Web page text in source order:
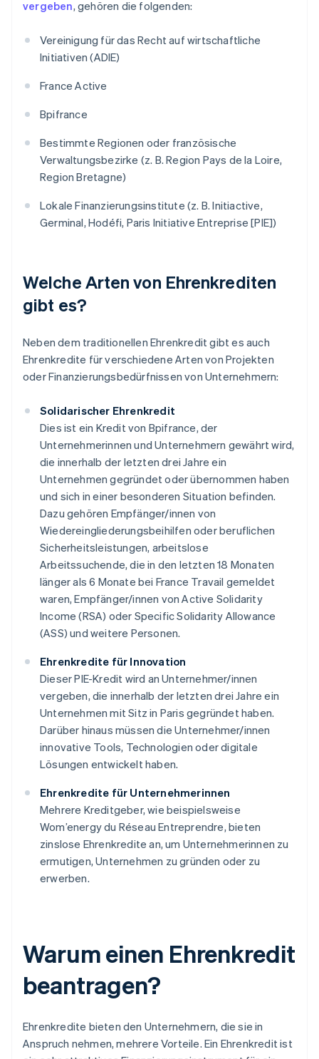
vergeben, gehören die folgenden:
Vereinigung für das Recht auf wirtschaftliche
Initiativen (ADIE)
France Active
Bpifrance
Bestimmte Regionen oder französische
Verwaltungsbezirke (z. B. Region Pays de la Loire,
Region Bretagne)
Lokale Finanzierungsinstitute (z. B. Initiactive,
Germinal, Hodéfi, Paris Initiative Entreprise [PIE])
Welche Arten von Ehrenkrediten
gibt es?
Neben dem traditionellen Ehrenkredit gibt es auch
Ehrenkredite für verschiedene Arten von Projekten
oder Finanzierungsbedürfnissen von Unternehmern:
Solidarischer Ehrenkredit
Dies ist ein Kredit von Bpifrance, der
Unternehmerinnen und Unternehmern gewährt wird,
die innerhalb der letzten drei Jahre ein
Unternehmen gegründet oder übernommen haben
und sich in einer besonderen Situation befinden.
Dazu gehören Empfänger/innen von
Wiedereingliederungsbeihilfen oder beruflichen
Sicherheitsleistungen, arbeitslose
Arbeitssuchende, die in den letzten 18 Monaten
länger als 6 Monate bei France Travail gemeldet
waren, Empfänger/innen von Active Solidarity
Income (RSA) oder Specific Solidarity Allowance
(ASS) und weitere Personen.
Ehrenkredite für Innovation
Dieser PIE-Kredit wird an Unternehmer/innen
vergeben, die innerhalb der letzten drei Jahre ein
Unternehmen mit Sitz in Paris gegründet haben.
Darüber hinaus müssen die Unternehmer/innen
innovative Tools, Technologien oder digitale
Lösungen entwickelt haben.
Ehrenkredite für Unternehmerinnen
Mehrere Kreditgeber, wie beispielsweise
Wom’energy du Réseau Entreprendre, bieten
zinslose Ehrenkredite an, um Unternehmerinnen zu
ermutigen, Unternehmen zu gründen oder zu
erwerben.
Warum einen Ehrenkredit
beantragen?
Ehrenkredite bieten den Unternehmern, die sie in
Anspruch nehmen, mehrere Vorteile. Ein Ehrenkredit ist